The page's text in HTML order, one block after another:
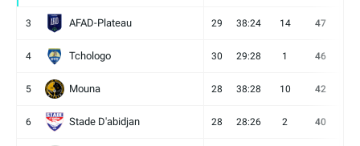
3 AFAD-Plateau 29 38:24 14 47
4 Tchologo 30 29:28 1 46
5 Mouna 28 38:28 10 42
6 Stade D'abidjan 28 28:26 2 40